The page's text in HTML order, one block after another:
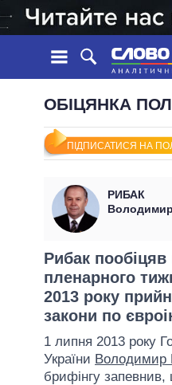
СТРІЧКА
ПОДІЇ
СТАТТІ
ДУМКИ
ОГЛЯДИ
ДАЙДЖЕСТИ
УСІ ПОЛІТИКИ
ПРЕЗИДЕНТ І ОФІС
ВЕРХОВНА РАДА
КАБІНЕТ МІНІСТРІВ
ГОЛОВИ
МЕРИ МІСТ
ВСІ ПЕРСОНИ
ОБІЦЯНКА
ПІДПИСАТИСЯ НА
РИБАК
Рибак пообіцяв
пленарного
2013 року
закони по
1 липня 2013 року
України Володимир
брифінгу